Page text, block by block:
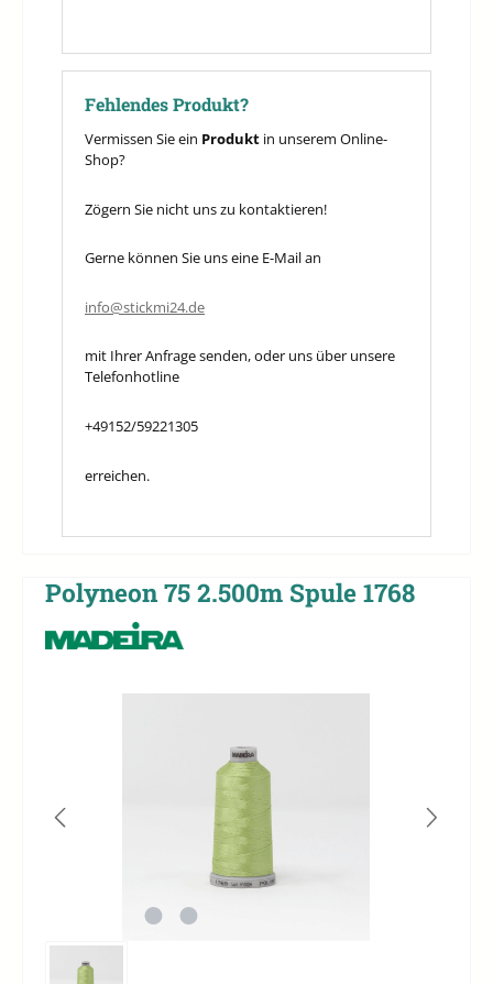
Fehlendes Produkt?
Vermissen Sie ein Produkt in unserem Online-
Shop?
Zögern Sie nicht uns zu kontaktieren!
Gerne können Sie uns eine E-Mail an
info@stickmi24.de
mit Ihrer Anfrage senden, oder uns über unsere
Telefonhotline
+49152/59221305
erreichen.
Polyneon 75 2.500m Spule 1768